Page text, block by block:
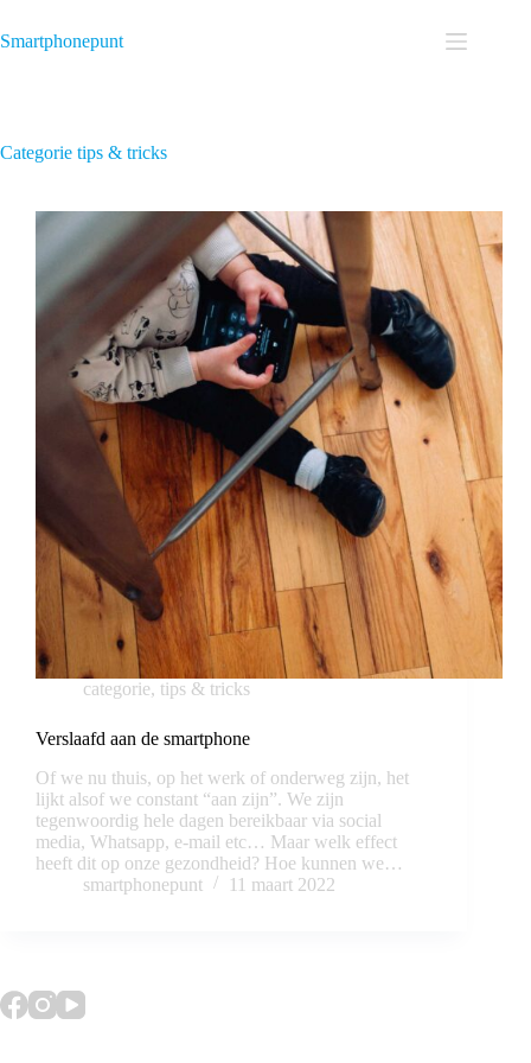
Smartphonepunt
Categorie tips & tricks
categorie, tips & tricks
Verslaafd aan de smartphone
Of we nu thuis, op het werk of onderweg zijn, het
lijkt alsof we constant “aan zijn”. We zijn
tegenwoordig hele dagen bereikbaar via social
media, Whatsapp, e-mail etc… Maar welk effect
heeft dit op onze gezondheid? Hoe kunnen we…
smartphonepunt
11 maart 2022